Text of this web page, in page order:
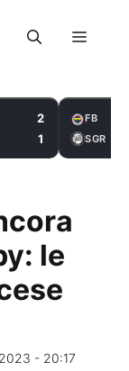
Menu
2
1
FB
SGR
le
- 20:17